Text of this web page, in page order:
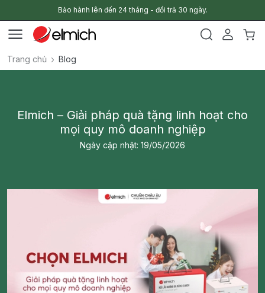
Bảo hành lên đến 24 tháng - đổi trả 30 ngày.
Trang chủ Blog
Elmich – Giải pháp quà tặng linh hoạt cho
mọi quy mô doanh nghiệp
Ngày cập nhật: 19/05/2026